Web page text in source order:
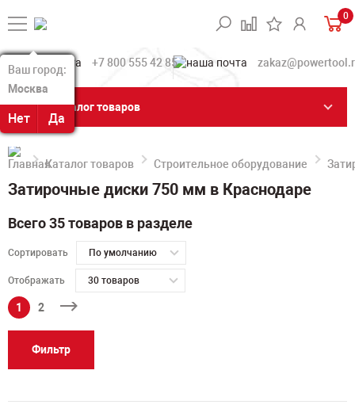
Ваш город:
Москва
Нет Да
Ваш город:
Москва
Нет Да
0
+7 800 555 42 85
Каталог товаров
Каталог товаров Строительное оборудование
Затирочные диски 750 мм в Краснодаре
Всего 35 товаров в разделе
Сортировать По умолчанию
Отображать 30 товаров
1 2
Фильтр